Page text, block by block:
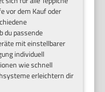
vor dem Kauf oder
du passende
mit einstellbarer
individuell
wie schnell
erleichtern dir